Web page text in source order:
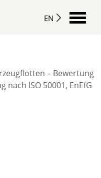
EN
– Bewertung
nach ISO 50001, EnEfG